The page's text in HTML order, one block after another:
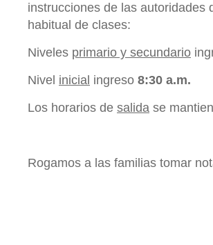
instrucciones de las autoridades
habitual de clases:
Niveles primario y secundario
Nivel inicial ingreso 8:30 a.m.
Los horarios de salida se
Rogamos a las familias tomar